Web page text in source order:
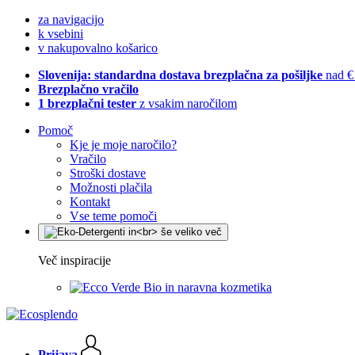
za navigacijo
k vsebini
v nakupovalno košarico
Slovenija: standardna dostava brezplačna za pošiljke nad
Brezplačno vračilo
1 brezplačni tester z vsakim naročilom
Pomoč
Kje je moje naročilo?
Vračilo
Stroški dostave
Možnosti plačila
Kontakt
Vse teme pomoči
Več inspiracije
Bio in naravna kozmetika